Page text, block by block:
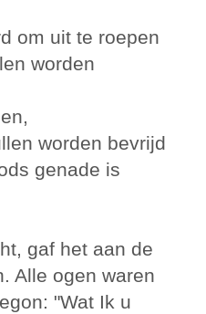
om uit te roepen
worden
worden bevrijd
genade is
gaf het aan de
Alle ogen waren
"Wat Ik u